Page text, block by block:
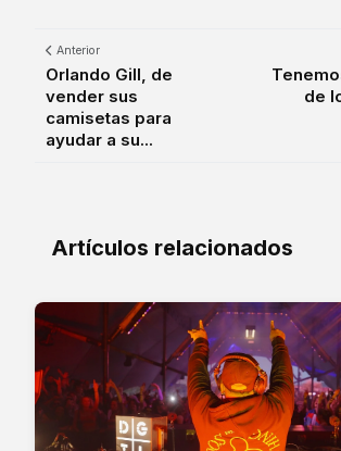
Anterior
Orlando Gill, de
vender sus
camisetas para
ayudar a su...
de
Artículos relacionados